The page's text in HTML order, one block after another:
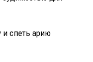
и спеть арию